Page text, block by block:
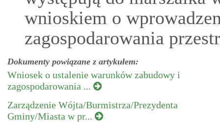
wnioskiem o
zagospodarowania
Dokumenty powiązane z artykułem:
Wniosek o ustalenie warunków zabudowy i
zagospodarowania ...
Zarządzenie Wójta/Burmistrza/Prezydenta
Gminy/Miasta w pr...